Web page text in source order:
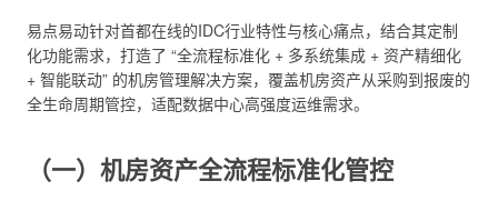
易点易动针对首都在线的IDC行业特性与核心痛点，结合其定制
化功能需求，打造了 “全流程标准化 + 多系统集成 + 资产精细化
+ 智能联动” 的机房管理解决方案，覆盖机房资产从采购到报废的
全生命周期管控，适配数据中心高强度运维需求。
（一）机房资产全流程标准化管控